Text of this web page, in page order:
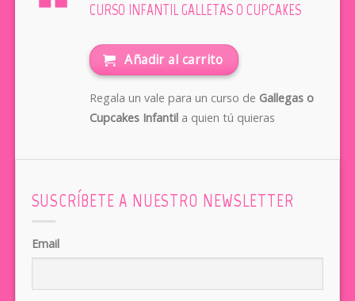
CURSO INFANTIL GALLETAS O CUPCAKES
Añadir al carrito
Regala un vale para un curso de Gallegas o
Cupcakes Infantila quien tú quieras
SUSCRÍBETE A NUESTRO NEWSLETTER
Email